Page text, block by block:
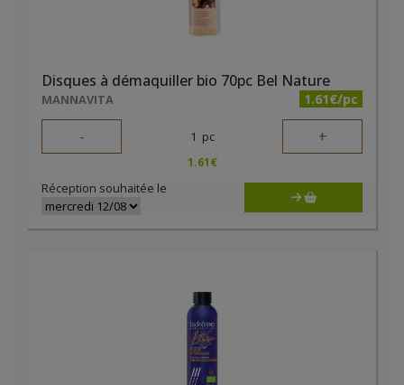
Disques à démaquiller bio 70pc Bel Nature
MANNAVITA 1.61€/pc
- 1 pc +
1.61€
Réception souhaitée le